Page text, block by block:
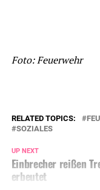
Foto: Feuerwehr
RELATED TOPICS:
SOZIALES
UP NEXT
Einbrecher reißen
erbeutet